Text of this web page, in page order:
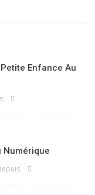
Enfance Au
Numérique